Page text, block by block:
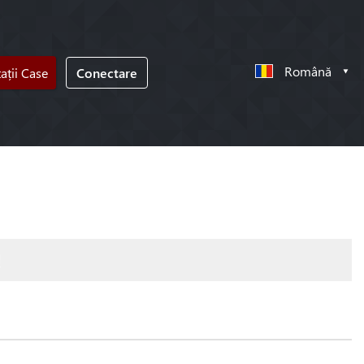
Case Conectare Română